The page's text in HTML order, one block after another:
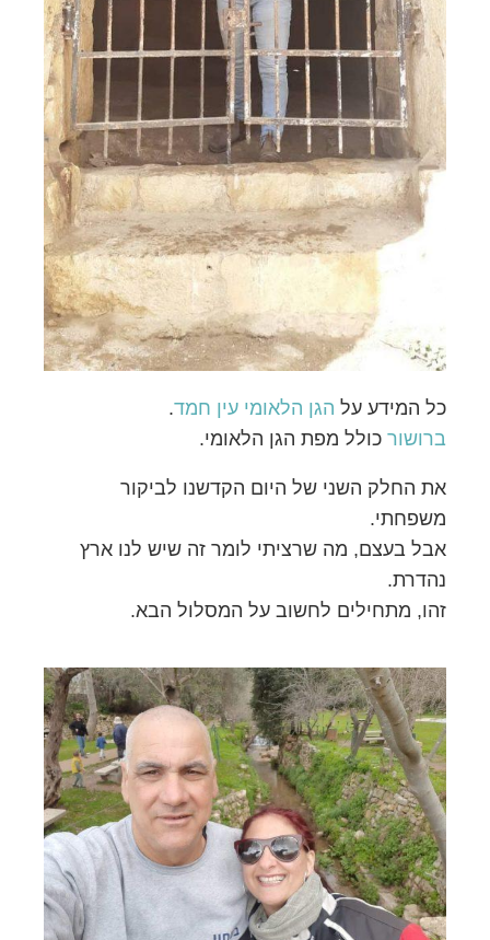
כל המידע על הגן הלאומי עין חמד.
ברושור כולל מפת הגן הלאומי.
את החלק השני של היום הקדשנו לביקור
משפחתי.
אבל בעצם, מה שרציתי לומר זה שיש לנו ארץ
נהדרת.
זהו, מתחילים לחשוב על המסלול הבא.